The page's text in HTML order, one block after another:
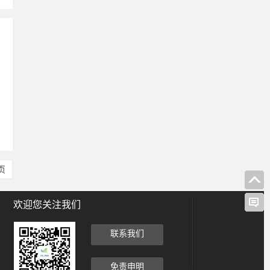
欢迎您关注我们
联系我们
免责申明